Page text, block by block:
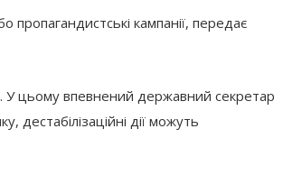
кампанії, передає
У цьому впевнений державний секретар
дестабілізаційні дії можуть